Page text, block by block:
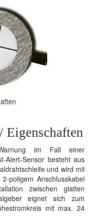
Eigenschaften
im Fall einer
Alert-Sensor besteht aus
und wird mit
poligem Anschlusskabel
zwischen glatten
eignet sich zum
mit max. 24